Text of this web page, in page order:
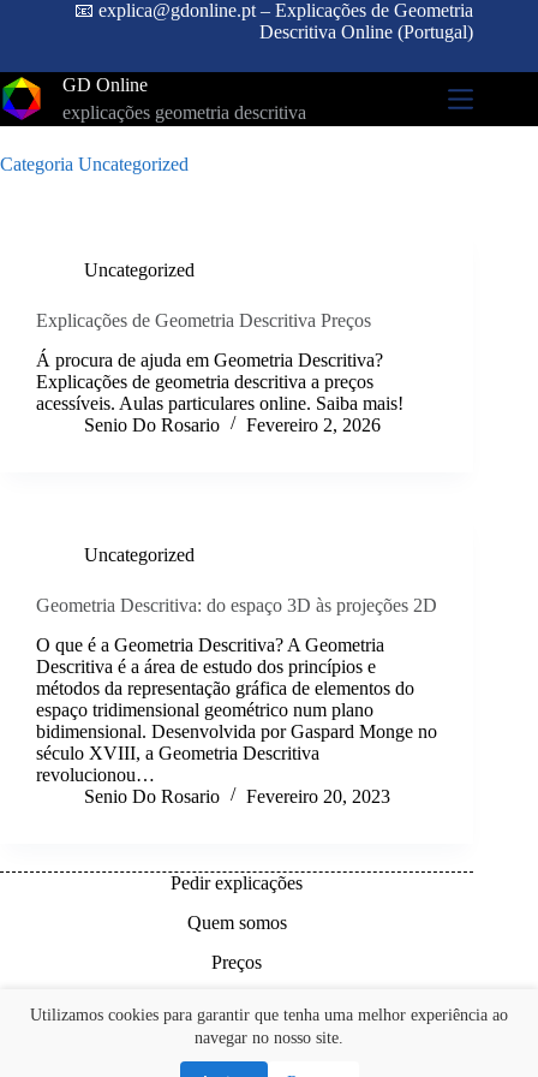
conteúdo
📧 explica@gdonline.pt – Explicações de Geometria
Descritiva Online (Portugal)
GD Online
explicações geometria descritiva
Categoria Uncategorized
Uncategorized
Explicações de Geometria Descritiva Preços
Á procura de ajuda em Geometria Descritiva?
Explicações de geometria descritiva a preços
acessíveis. Aulas particulares online. Saiba mais!
Senio Do Rosario
Fevereiro 2, 2026
Uncategorized
Geometria Descritiva: do espaço 3D às projeções 2D
O que é a Geometria Descritiva? A Geometria
Descritiva é a área de estudo dos princípios e
métodos da representação gráfica de elementos do
espaço tridimensional geométrico num plano
bidimensional. Desenvolvida por Gaspard Monge no
século XVIII, a Geometria Descritiva
revolucionou…
Senio Do Rosario
Fevereiro 20, 2023
Pedir explicações
Quem somos
Preços
Contactos
Copyright © 2026 | GD Online - Explicações Geometria
Utilizamos cookies para garantir que tenha uma melhor experiência ao
navegar no nosso site.